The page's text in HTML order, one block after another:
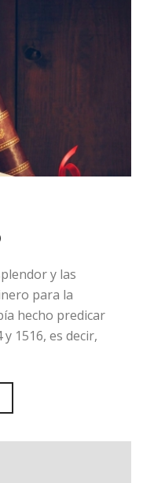
y las
para la
hecho predicar
1516, es decir,